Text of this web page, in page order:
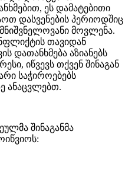
ეს დამატებითი
დასვენების პერიოდშიც
მოვლენა.
თავიდან
დათანხმება აზიანებს
იწვევს თქვენ შინაგან
საჭიროებებს
ანაცვლებთ.
შინაგანმა